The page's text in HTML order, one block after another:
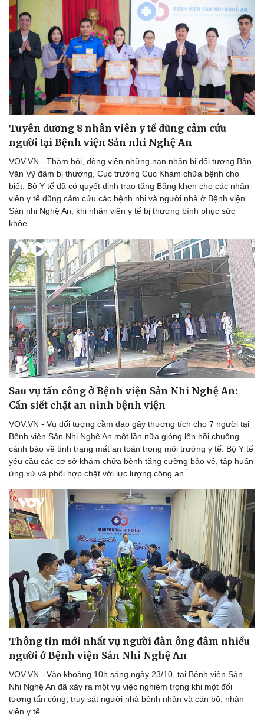
Hậu trường
Tuyên dương 8 nhân viên y tế dũng cảm cứu
người tại Bệnh viện Sản nhi Nghệ An
VOV.VN - Thăm hỏi, động viên những nạn nhân bị đối tượng Bàn
Văn Vỹ đâm bị thương, Cục trưởng Cục Khám chữa bệnh cho
biết, Bộ Y tế đã có quyết định trao tặng Bằng khen cho các nhân
viên y tế dũng cảm cứu các bệnh nhi và người nhà ở Bệnh viện
Sản nhi Nghệ An, khi nhân viên y tế bị thương bình phục sức
khỏe.
Sau vụ tấn công ở Bệnh viện Sản Nhi Nghệ An:
Cần siết chặt an ninh bệnh viện
VOV.VN - Vụ đối tượng cầm dao gây thương tích cho 7 người tại
Bệnh viện Sản Nhi Nghệ An một lần nữa gióng lên hồi chuông
cảnh báo về tình trạng mất an toàn trong môi trường y tế. Bộ Y tế
yêu cầu các cơ sở khám chữa bệnh tăng cường bảo vệ, tập huấn
ứng xử và phối hợp chặt với lực lượng công an.
Thông tin mới nhất vụ người đàn ông đâm nhiều
người ở Bệnh viện Sản Nhi Nghệ An
VOV.VN - Vào khoảng 10h sáng ngày 23/10, tại Bệnh viện Sản
Nhi Nghệ An đã xảy ra một vụ việc nghiêm trọng khi một đối
tượng tấn công, truy sát người nhà bệnh nhân và cán bộ, nhân
viên y tế.